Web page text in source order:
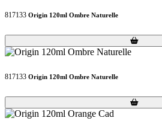
817133 Origin 120ml Ombre Naturelle
Loading...
Loading...
817133 Origin 120ml Ombre Naturelle
Loading...
Loading...